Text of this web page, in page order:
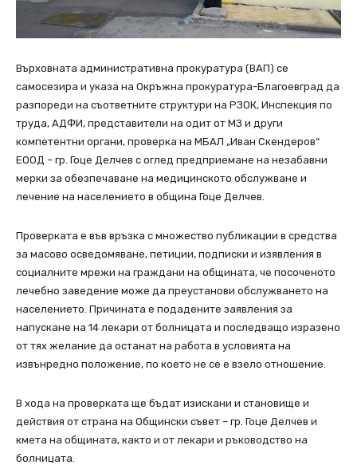
Върховната административна прокуратура (ВАП) се
самосезира и указа на Окръжна прокуратура-Благоевград да
разпореди на съответните структури на РЗОК, Инспекция по
труда, АДФИ, представители на одит от МЗ и други
компетентни органи, проверка на МБАЛ „Иван Скендеров“
ЕООД – гр. Гоце Делчев с оглед предприемане на незабавни
мерки за обезпечаване на медицинското обслужване и
лечение на населението в община Гоце Делчев.
Проверката е във връзка с множество публикации в средства
за масово осведомяване, петиции, подписки и изявления в
социалните мрежи на граждани на общината, че посоченото
лечебно заведение може да преустанови обслужването на
населението. Причината е подадените заявления за
напускане на 14 лекари от болницата и последващо изразено
от тях желание да останат на работа в условията на
извънредно положение, по което не се е взело отношение.
В хода на проверката ще бъдат изискани и становище и
действия от страна на Общински съвет – гр. Гоце Делчев и
кмета на общината, както и от лекари и ръководство на
болницата.